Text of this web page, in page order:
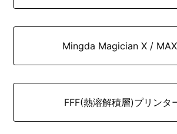
Mingda Magician X /
FFF(熱溶解積層)プリンタ